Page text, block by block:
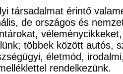
társadalmat érintő
de országos és
többek között autós,
életmód,
rendelkezünk.